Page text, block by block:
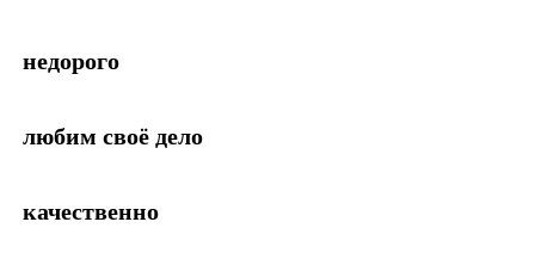
недорого
любим своё дело
качественно